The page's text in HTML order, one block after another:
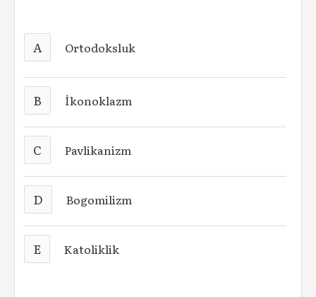
A Ortodoksluk
B İkonoklazm
C Pavlikanizm
D Bogomilizm
E Katoliklik